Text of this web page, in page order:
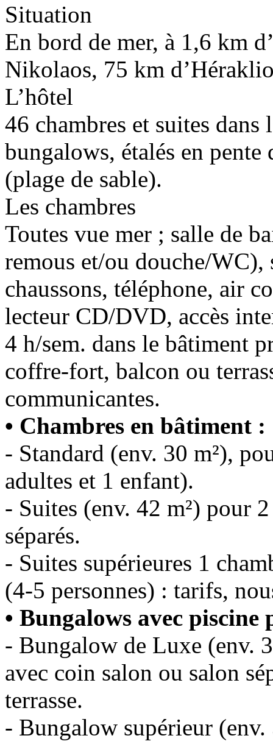
Situation
En bord de mer, à 1,6 km
Nikolaos, 75 km
L’hôtel
46 chambres et suites
bungalows, étalés en pente
(plage de sable).
Les chambres
Toutes vue mer ; salle de
remous et/ou douche/WC),
chaussons, téléphone, air
lecteur CD/DVD, accès
4 h/sem. dans le bâtiment
coffre-fort, balcon ou
communicantes.
• Chambres en bâtiment :
- Standard (env. 30 m²),
adultes et 1 enfant).
- Suites (env. 42 m²) pour
séparés.
- Suites supérieures 1
(4-5 personnes) : tarifs,
• Bungalows avec piscine
- Bungalow de Luxe (env.
avec coin salon ou salon
terrasse.
- Bungalow supérieur (env.